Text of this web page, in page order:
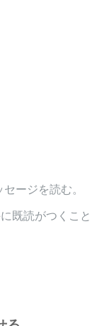
ージを読む。
既読がつくこと